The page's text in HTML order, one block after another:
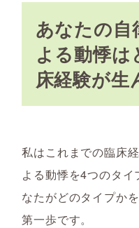
あなたの自
よる動悸
床経験が生
私はこれまでの臨床
よる動悸を4つのタ
なたがどのタイプか
第一歩です。